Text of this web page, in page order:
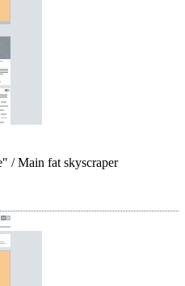
/ Main fat skyscraper